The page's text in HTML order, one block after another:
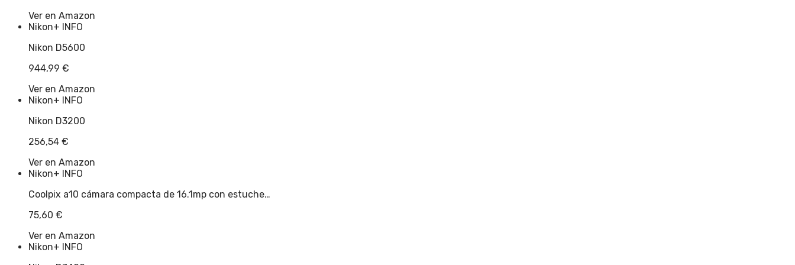
Ver en Amazon
Nikon+ INFO
Nikon D5600
944,99 €
Ver en Amazon
Nikon+ INFO
Nikon D3200
256,54 €
Ver en Amazon
Nikon+ INFO
Coolpix a10 cámara compacta de 16.1mp con estuche…
75,60 €
Ver en Amazon
Nikon+ INFO